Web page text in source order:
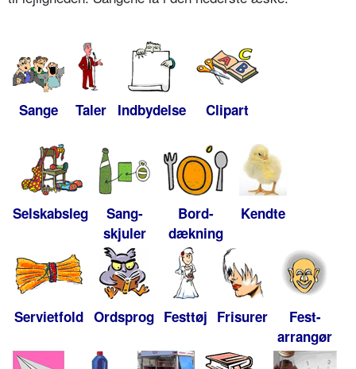
Sange Taler Indbydelse Clipart
Selskabsleg
Sang-
skjuler
Bord-
dækning
Kendte
Servietfold Ordsprog Festtøj Frisurer
Fest-
arrangør